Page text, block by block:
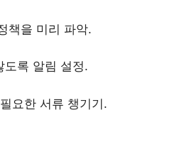
책을 미리 파악.
도록 알림 설정.
요한 서류 챙기기.